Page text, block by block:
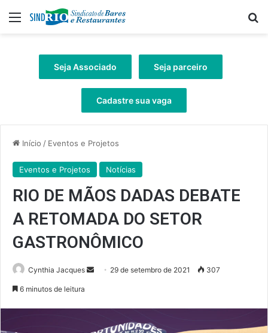
Menu
Seja Associado Seja parceiro
Cadastre sua vaga
Início / Eventos e Projetos
Eventos e Projetos Notícias
RIO DE MÃOS DADAS DEBATE
A RETOMADA DO SETOR
GASTRONÔMICO
Cynthia Jacques
Mande29 de setembro de 2021 307
6 minutos de leitura